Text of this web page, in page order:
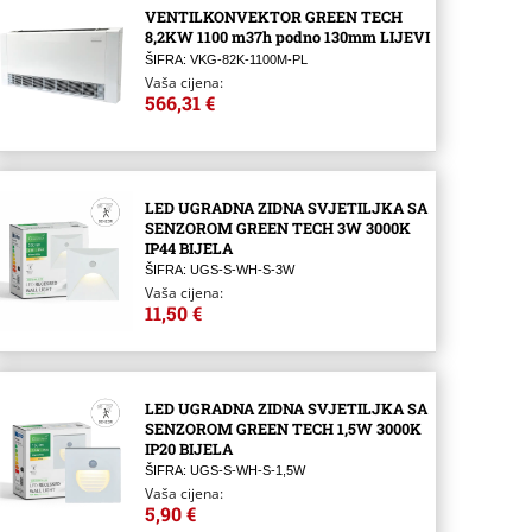
VENTILKONVEKTOR GREEN TECH
8,2KW 1100 m37h podno 130mm LIJEVI
ŠIFRA: VKG-82K-1100M-PL
Vaša cijena:
566,31 €
LED UGRADNA ZIDNA SVJETILJKA SA
SENZOROM GREEN TECH 3W 3000K
IP44 BIJELA
ŠIFRA: UGS-S-WH-S-3W
Vaša cijena:
11,50 €
LED UGRADNA ZIDNA SVJETILJKA SA
SENZOROM GREEN TECH 1,5W 3000K
IP20 BIJELA
ŠIFRA: UGS-S-WH-S-1,5W
Vaša cijena:
5,90 €